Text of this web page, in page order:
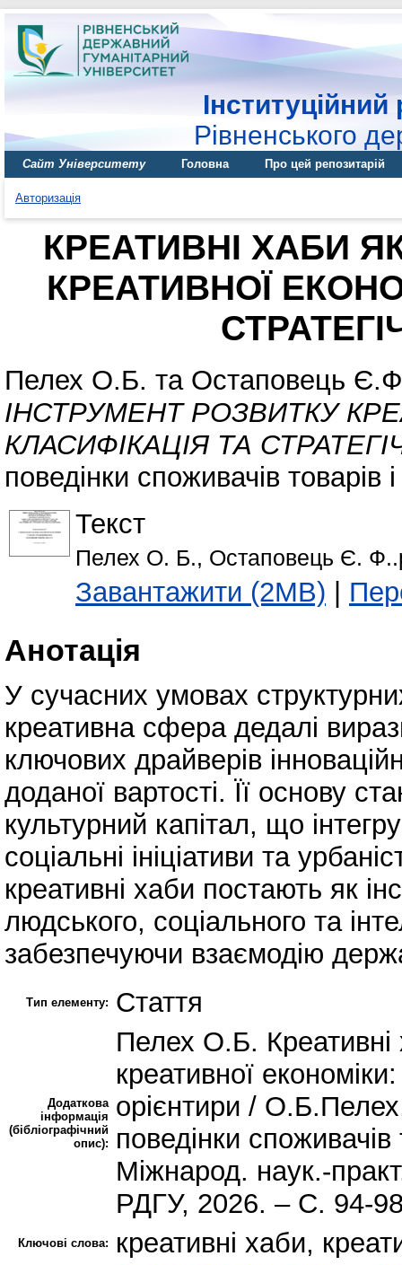
Інституційний
Рівненського
Сайт Університету Головна Про цей репозитарій
Авторизація
КРЕАТИВНІ ХАБИ
КРЕАТИВНОЇ
Пелех О.Б. та Остаповець
ІНСТРУМЕНТ РОЗВИТКУ
КЛАСИФІКАЦІЯ ТА
поведінки споживачів товарів
Текст
Пелех О. Б., Остаповець Є.
Завантажити (2MB) |
Анотація
У сучасних умовах
креативна сфера дедалі
ключових драйверів
доданої вартості. Її основу
культурний капітал, що
соціальні ініціативи та
креативні хаби постають як
людського, соціального та
забезпечуючи взаємодію
Тип елементу: Стаття
Додаткова
інформація
(бібліографічний
опис):
Пелех О.Б. Креативні
креативної
орієнтири /
поведінки
Міжнарод. наук.-
РДГУ, 2026. – С. 94-
Ключові слова: креативні хаби,